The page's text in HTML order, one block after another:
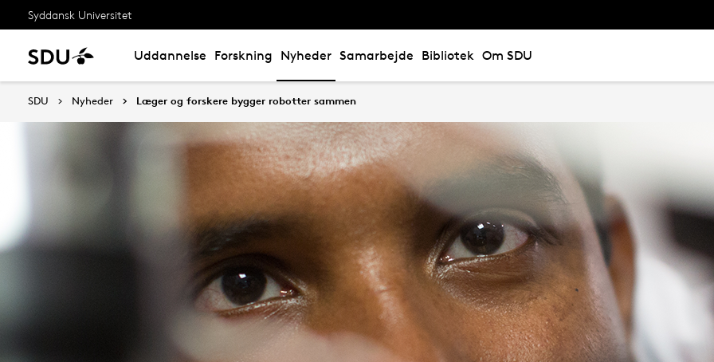
Syddansk Universitet
Uddannelse Forskning Nyheder Samarbejde Bibliotek Om SDU
SDU Nyheder Læger og forskere bygger robotter sammen